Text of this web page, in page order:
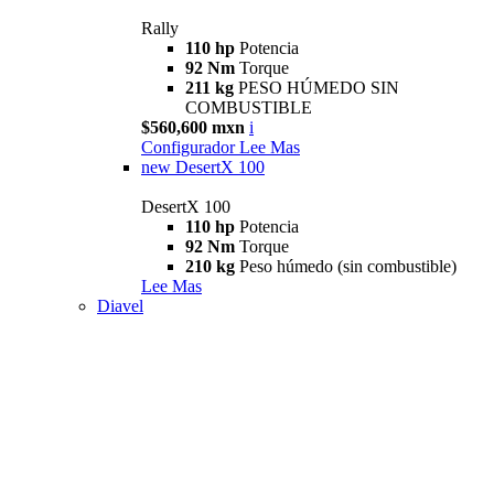
Rally
110 hp Potencia
92 Nm Torque
211 kg PESO HÚMEDO SIN
COMBUSTIBLE
$560,600 mxn i
Configurador Lee Mas
new DesertX 100
DesertX 100
110 hp Potencia
92 Nm Torque
210 kg Peso húmedo (sin combustible)
Lee Mas
Diavel